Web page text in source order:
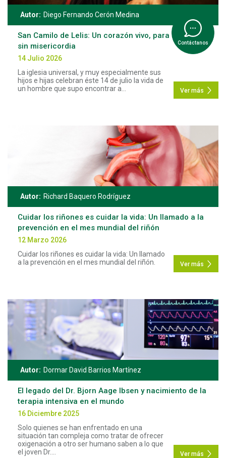
Autor: Diego Fernando Cerón Medina
San Camilo de Lelis: Un corazón vivo, para un mundo
sin misericordia
14 Julio 2026
La iglesia universal, y muy especialmente sus
hijos e hijas celebran éste 14 de julio la vida de
un hombre que supo encontrar a...
Ver más
Autor: Richard Baquero Rodríguez
Cuidar los riñones es cuidar la vida: Un llamado a la
prevención en el mes mundial del riñón
12 Marzo 2026
Cuidar los riñones es cuidar la vida: Un llamado
a la prevención en el mes mundial del riñón.
Ver más
Autor: Dormar David Barrios Martínez
El legado del Dr. Bjorn Aage Ibsen y nacimiento de la
terapia intensiva en el mundo
16 Diciembre 2025
Solo quienes se han enfrentado en una
situación tan compleja como tratar de ofrecer
oxigenación a otro ser humano saben a lo que
el joven Dr....
Ver más
Contáctanos